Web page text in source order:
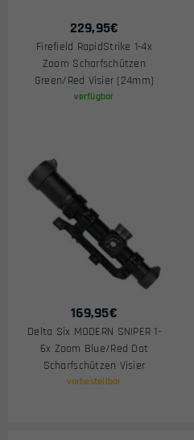
229,95€
Firefield RapidStrike 1-4x
Zoom Scharfschützen
Green/Red Visier (24mm)
verfügbar
169,95€
Delta Six MODERN SNIPER 1-
6x Zoom Blue/Red Dot
Scharfschützen Visier
vorbestellbar